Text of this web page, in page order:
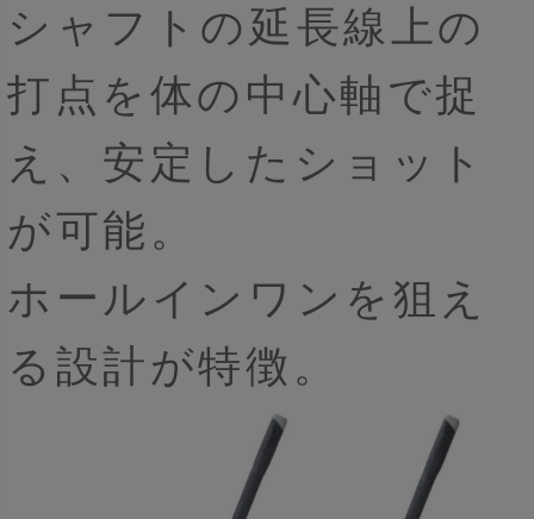
シャフトの延長線上の
打点を体の中心軸で捉
え、安定したショット
が可能。
ホールインワンを狙え
る設計が特徴。